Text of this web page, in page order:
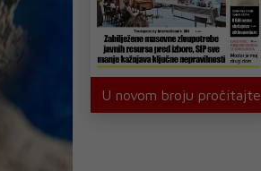
U novom broju pročitajte